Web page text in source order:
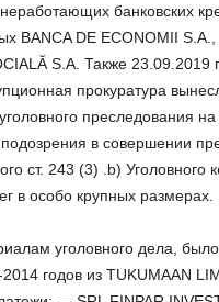
банковских
BANCA DE ECONOMII S.A.,
S.A. Также 23.09.2019
прокуратура
преследования
в совершении
ст. 243 (3) .b) Уголовного
в особо крупных размерах.
уголовного дела,
годов из TUKUMAAN